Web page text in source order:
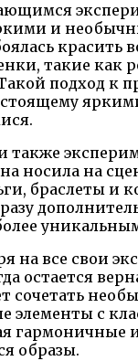
и
красить
такие как
подход к
также
носила на
браслеты и
на все свои
остается
сочетать
элементы с
гармоничные
образы.